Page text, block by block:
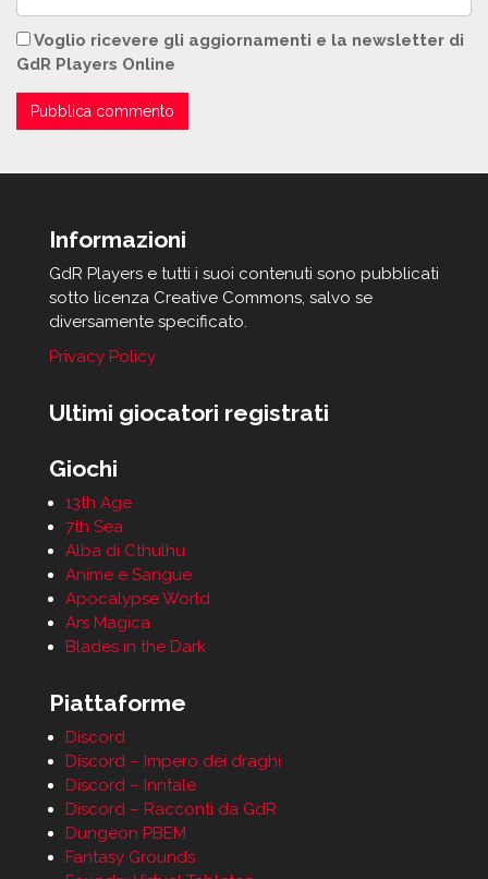
Voglio ricevere gli aggiornamenti e la newsletter di
GdR Players Online
Informazioni
GdR Players e tutti i suoi contenuti sono pubblicati
sotto licenza Creative Commons, salvo se
diversamente specificato.
Privacy Policy
Ultimi giocatori registrati
Giochi
13th Age
7th Sea
Alba di Cthulhu
Anime e Sangue
Apocalypse World
Ars Magica
Blades in the Dark
Piattaforme
Discord
Discord – Impero dei draghi
Discord – Inntale
Discord – Racconti da GdR
Dungeon PBEM
Fantasy Grounds